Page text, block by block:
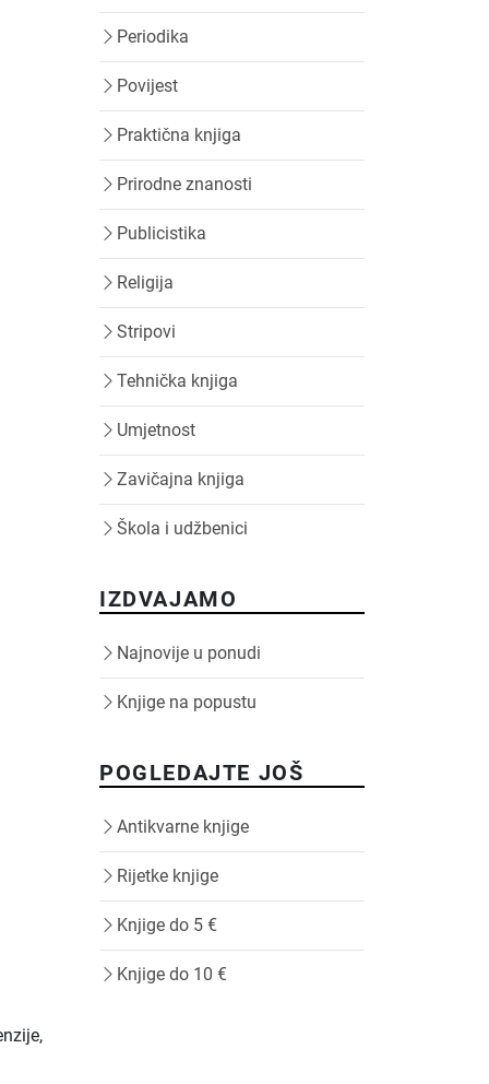
Periodika
Povijest
Praktična knjiga
Prirodne znanosti
Publicistika
Religija
Stripovi
Tehnička knjiga
Umjetnost
Zavičajna knjiga
Škola i udžbenici
IZDVAJAMO
Najnovije u ponudi
Knjige na popustu
POGLEDAJTE JOŠ
Antikvarne knjige
Rijetke knjige
Knjige do 5 €
Knjige do 10 €